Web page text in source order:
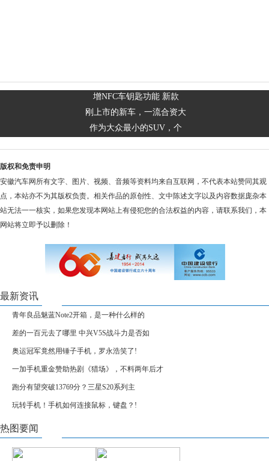
增NFC车钥匙功能 新款
刚上市的新车，一流合资大
作为大众最小的SUV，个
版权和免责申明
安徽汽车网所有文字、图片、视频、音频等资料均来自互联网，不代表本站赞同其观
点，本站亦不为其版权负责。相关作品的原创性、文中陈述文字以及内容数据庞杂本
站无法一一核实，如果您发现本网站上有侵犯您的合法权益的内容，请联系我们，本
网站将立即予以删除！
最新资讯
青年良品魅蓝Note2开箱，是一种什么样的
差的一百元去了哪里 中兴V5S战斗力是否如
奥运冠军竟然用锤子手机，罗永浩笑了!
一加手机重金赞助热剧《猎场》，不料两年后才
跑分有望突破13769分？三星S20系列主
玩转手机！手机如何连接鼠标，键盘？!
热图要闻